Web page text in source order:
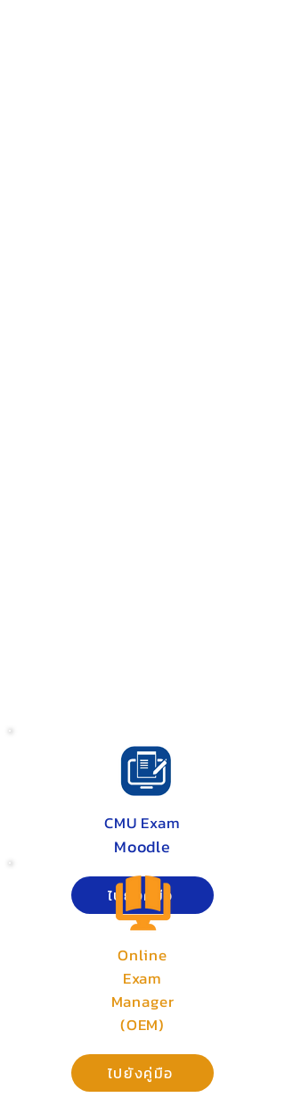
CMU Exam
Moodle
ไปยังคู่มือ
Online
Exam
Manager
(OEM)
ไปยังคู่มือ